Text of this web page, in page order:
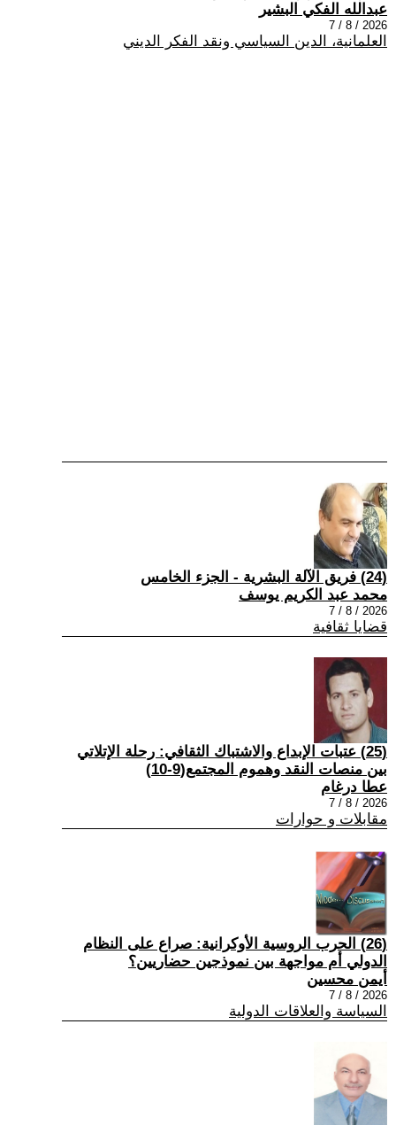
عبدالله الفكي البشير
2026 / 8 / 7
العلمانية، الدين السياسي ونقد الفكر الديني
(24) فريق الآلة البشرية - الجزء الخامس
محمد عبد الكريم يوسف
2026 / 8 / 7
قضايا ثقافية
(25) عتبات الإبداع والاشتباك الثقافي: رحلة الإتلاتي
بين منصات النقد وهموم المجتمع(9-10)
عطا درغام
2026 / 8 / 7
مقابلات و حوارات
(26) الحرب الروسية الأوكرانية: صراع على النظام
الدولي أم مواجهة بين نموذجين حضاريين؟
أيمن محسين
2026 / 8 / 7
السياسة والعلاقات الدولية